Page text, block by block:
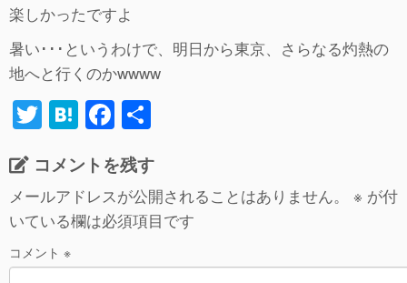
楽しかったですよ
暑い･･･というわけで、明日から東京、さらなる灼熱の
地へと行くのかwwww
T
tt
er
H
e
n
a
F
a
c
e
b
o
コメントを残す
メールアドレスが公開されることはありません。 ※ が付
いている欄は必須項目です
コメント ※